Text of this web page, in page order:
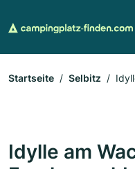
Startseite Selbitz
Idylle am